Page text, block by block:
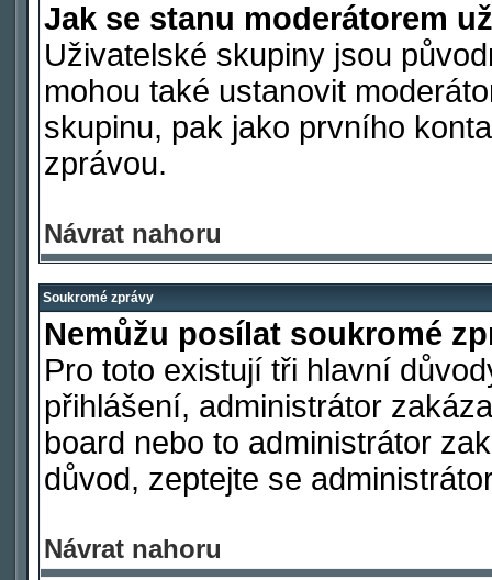
Jak se stanu moderátorem
Uživatelské skupiny jsou
mohou také ustanovit
skupinu, pak jako prvního
zprávou.
Návrat nahoru
Soukromé zprávy
Nemůžu posílat soukromé
Pro toto existují tři hlavní
přihlášení, administrátor
board nebo to administrátor
důvod, zeptejte se
Návrat nahoru